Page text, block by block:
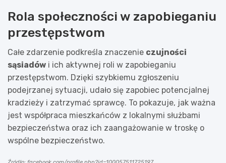
Rola społeczności w zapobieganiu
przestępstwom
Całe zdarzenie podkreśla znaczenie czujności
sąsiadów i ich aktywnej roli w zapobieganiu
przestępstwom. Dzięki szybkiemu zgłoszeniu
podejrzanej sytuacji, udało się zapobiec potencjalnej
kradzieży i zatrzymać sprawcę. To pokazuje, jak ważna
jest współpraca mieszkańców z lokalnymi służbami
bezpieczeństwa oraz ich zaangażowanie w troskę o
wspólne bezpieczeństwo.